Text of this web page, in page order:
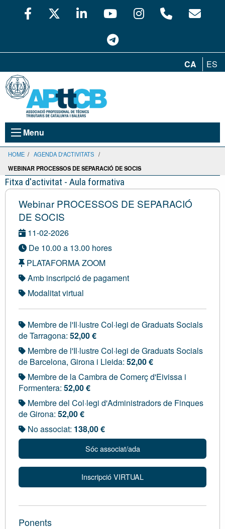
CA ES
Menu
HOME / AGENDA D'ACTIVITATS /
WEBINAR PROCESSOS DE SEPARACIÓ DE SOCIS
Fitxa d'activitat - Aula formativa
Webinar PROCESSOS DE SEPARACIÓ
DE SOCIS
11-02-2026
De 10.00 a 13.00 hores
PLATAFORMA ZOOM
Amb inscripció de pagament
Modalitat virtual
Membre de l'Il·lustre Col·legi de Graduats Socials
de Tarragona: 52,00 €
Membre de l'Il·lustre Col·legi de Graduats Socials
de Barcelona, Girona i Lleida: 52,00 €
Membre de la Cambra de Comerç d'Eivissa i
Formentera: 52,00 €
Membre del Col·legi d'Administradors de Finques
de Girona: 52,00 €
No associat: 138,00 €
Sóc associat/ada
Inscripció VIRTUAL
Ponents